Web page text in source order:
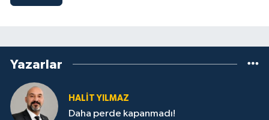
Yazarlar
HALIT YILMAZ
Daha perde kapanmadı!